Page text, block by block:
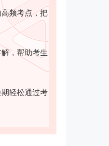
频考点，把
，帮助考生
轻松通过考